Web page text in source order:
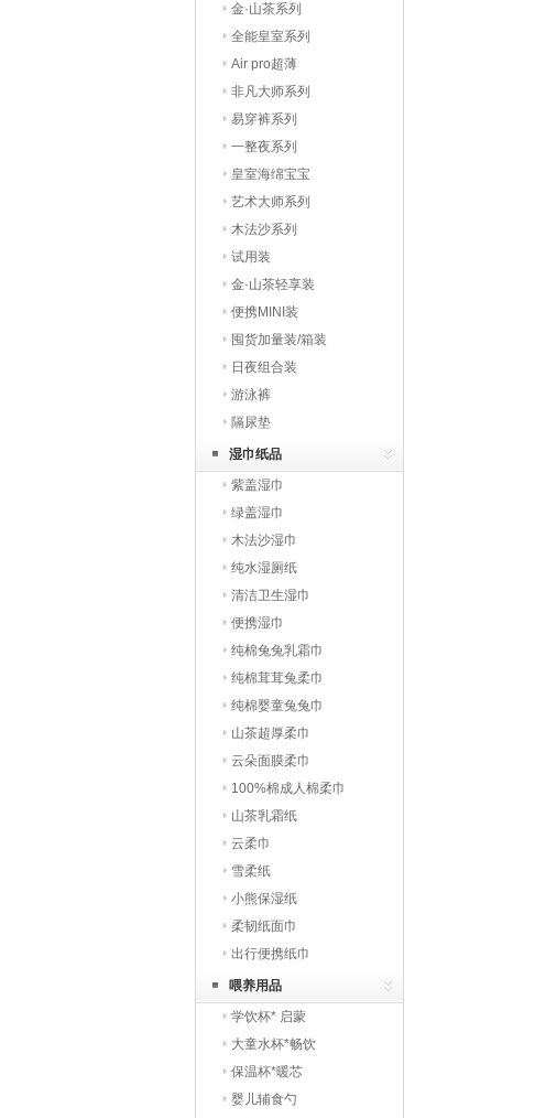
金·山茶系列
全能皇室系列
Air pro超薄
非凡大师系列
易穿裤系列
一整夜系列
皇室海绵宝宝
艺术大师系列
木法沙系列
试用装
金·山茶轻享装
便携MINI装
囤货加量装/箱装
日夜组合装
游泳裤
隔尿垫
湿巾纸品
紫盖湿巾
绿盖湿巾
木法沙湿巾
纯水湿厕纸
清洁卫生湿巾
便携湿巾
纯棉兔兔乳霜巾
纯棉茸茸兔柔巾
纯棉婴童兔兔巾
山茶超厚柔巾
云朵面膜柔巾
100%棉成人棉柔巾
山茶乳霜纸
云柔巾
雪柔纸
小熊保湿纸
柔韧纸面巾
出行便携纸巾
喂养用品
学饮杯* 启蒙
大童水杯*畅饮
保温杯*暖芯
婴儿辅食勺